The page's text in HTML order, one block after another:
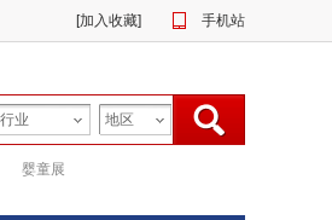
[加入收藏] 手机站
婴童展